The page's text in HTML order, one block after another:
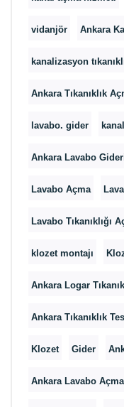
vidanjör Ankara
kanalizasyon
Ankara Tıkanıklık
lavabo. gider
Ankara Lavabo
Lavabo Açma
Lavabo Tıkanıklığı
klozet montajı
Ankara Logar
Ankara Tıkanıklık
Klozet Gider
Ankara Lavabo Açma